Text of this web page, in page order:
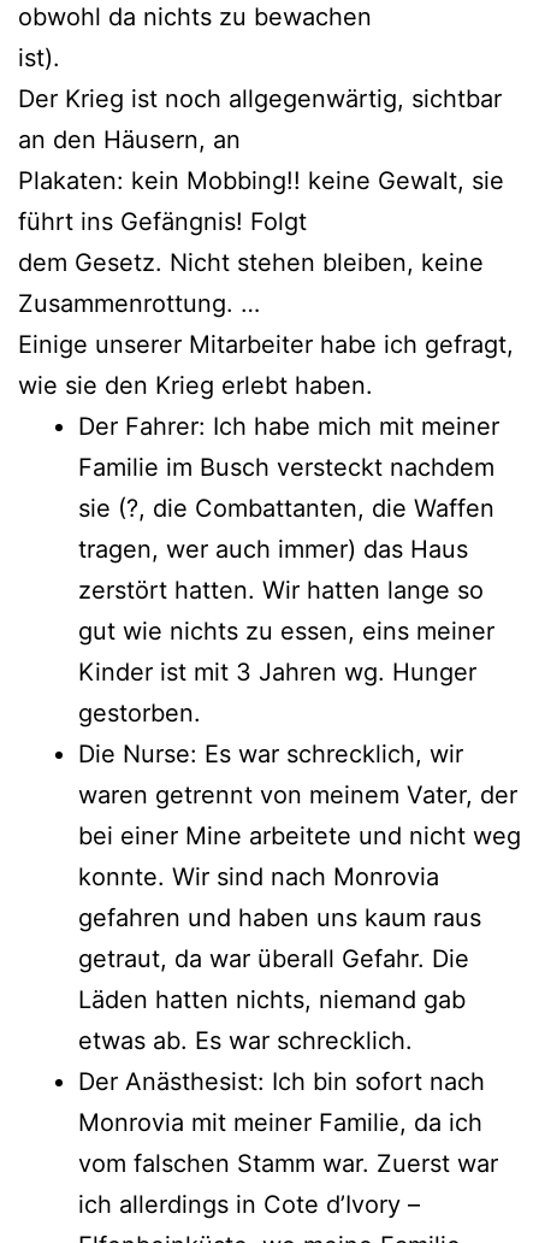
obwohl da nichts zu bewachen
ist).
Der Krieg ist noch allgegenwärtig, sichtbar
an den Häusern, an
Plakaten: kein Mobbing!! keine Gewalt, sie
führt ins Gefängnis! Folgt
dem Gesetz. Nicht stehen bleiben, keine
Zusammenrottung. …
Einige unserer Mitarbeiter habe ich gefragt,
wie sie den Krieg erlebt haben.
Der Fahrer: Ich habe mich mit meiner
Familie im Busch versteckt nachdem
sie (?, die Combattanten, die Waffen
tragen, wer auch immer) das Haus
zerstört hatten. Wir hatten lange so
gut wie nichts zu essen, eins meiner
Kinder ist mit 3 Jahren wg. Hunger
gestorben.
Die Nurse: Es war schrecklich, wir
waren getrennt von meinem Vater, der
bei einer Mine arbeitete und nicht weg
konnte. Wir sind nach Monrovia
gefahren und haben uns kaum raus
getraut, da war überall Gefahr. Die
Läden hatten nichts, niemand gab
etwas ab. Es war schrecklich.
Der Anästhesist: Ich bin sofort nach
Monrovia mit meiner Familie, da ich
vom falschen Stamm war. Zuerst war
ich allerdings in Cote d’Ivory –